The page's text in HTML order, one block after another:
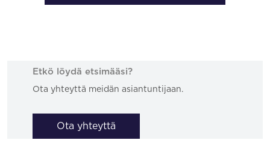
Etkö löydä etsimääsi?
Ota yhteyttä meidän asiantuntijaan.
Ota yhteyttä